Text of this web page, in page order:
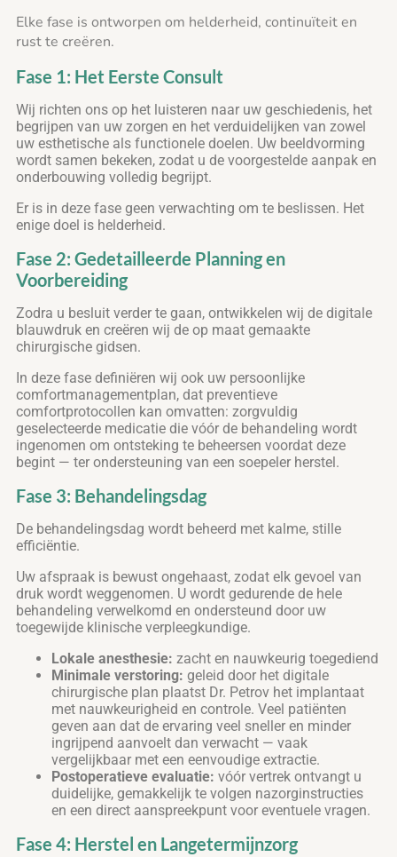
Elke fase is ontworpen om helderheid, continuïteit en
rust te creëren.
Fase 1: Het Eerste Consult
Wij richten ons op het luisteren naar uw geschiedenis, het
begrijpen van uw zorgen en het verduidelijken van zowel
uw esthetische als functionele doelen. Uw beeldvorming
wordt samen bekeken, zodat u de voorgestelde aanpak en
onderbouwing volledig begrijpt.
Er is in deze fase geen verwachting om te beslissen. Het
enige doel is helderheid.
Fase 2: Gedetailleerde Planning en
Voorbereiding
Zodra u besluit verder te gaan, ontwikkelen wij de digitale
blauwdruk en creëren wij de op maat gemaakte
chirurgische gidsen.
In deze fase definiëren wij ook uw persoonlijke
comfortmanagementplan, dat preventieve
comfortprotocollen kan omvatten: zorgvuldig
geselecteerde medicatie die vóór de behandeling wordt
ingenomen om ontsteking te beheersen voordat deze
begint — ter ondersteuning van een soepeler herstel.
Fase 3: Behandelingsdag
De behandelingsdag wordt beheerd met kalme, stille
efficiëntie.
Uw afspraak is bewust ongehaast, zodat elk gevoel van
druk wordt weggenomen. U wordt gedurende de hele
behandeling verwelkomd en ondersteund door uw
toegewijde klinische verpleegkundige.
Lokale anesthesie: zacht en nauwkeurig toegediend
Minimale verstoring: geleid door het digitale
chirurgische plan plaatst Dr. Petrov het implantaat
met nauwkeurigheid en controle. Veel patiënten
geven aan dat de ervaring veel sneller en minder
ingrijpend aanvoelt dan verwacht — vaak
vergelijkbaar met een eenvoudige extractie.
Postoperatieve evaluatie: vóór vertrek ontvangt u
duidelijke, gemakkelijk te volgen nazorginstructies
en een direct aanspreekpunt voor eventuele vragen.
Fase 4: Herstel en Langetermijnzorg